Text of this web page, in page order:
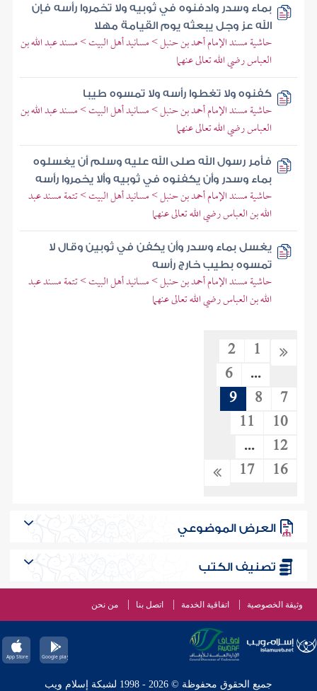
بماء وسدر وادفنوه في ثوبيه ولا تخمروا رأسه فإن
الله عز وجل يبعثه يوم القيامة مهلا
حاشية مسند الإمام أحمد بن حنبل > مسانيد أهل البيت > مسند عبد الله بن
العباس رضي الله تعالى عنهما
كفنوه ولا تغطوا رأسه ولا تمسوه طيبا
حاشية مسند الإمام أحمد بن حنبل > مسانيد أهل البيت > مسند عبد الله بن
العباس رضي الله تعالى عنهما
فأمر رسول الله صلى الله عليه وسلم أن يغسلوه
بماء وسدر وأن يكفنوه في ثوبيه وألا يخمروا رأسه
حاشية مسند الإمام أحمد بن حنبل > مسانيد أهل البيت > تتمة مسند عبد
الله بن العباس رضي الله تعالى عنهما
يغسل بماء وسدر وأن يكفن في ثوبين وقال لا
تمسوه بطيب خارج رأسه
حاشية مسند الإمام أحمد بن حنبل > مسانيد أهل البيت > تتمة مسند عبد
الله بن العباس رضي الله تعالى عنهما
1
2
...
6
7
8
9
10
11
12
...
16
17
العرض الموضوعي
تصنيف الكتب
وثيقة الخصوصية اتفاقية الخدمة اتصل بنا من نحن
جميع الحقوق محفوظة © 2026 - 1998 لشبكة إسلام ويب